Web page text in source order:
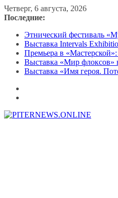
Перейти
к
Четверг, 6 августа, 2026
Последние:
Этнический фестиваль
Выставка Intervals
Премьера в
Выставка «Мир флоксов»
Выставка «Имя героя.